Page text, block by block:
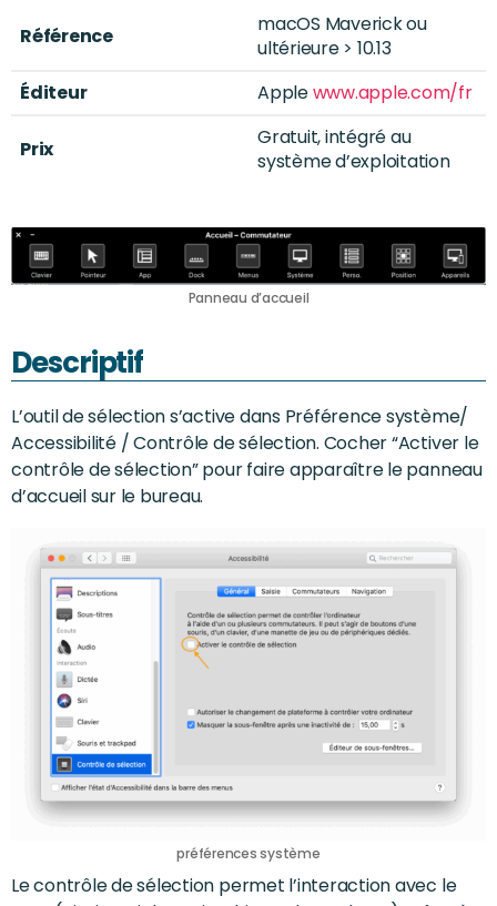
Référence
macOS Maverick ou
ultérieure > 10.13
Éditeur
Applewww.apple.com/fr
Prix
Gratuit, intégré au
système d’exploitation
Panneau d’accueil
Descriptif
L’outil de sélection s’active dans Préférence système/
Accessibilité / Contrôle de sélection. Cocher “Activer le
contrôle de sélection” pour faire apparaître le panneau
d’accueil sur le bureau.
préférences système
Le contrôle de sélection permet l’interaction avec le